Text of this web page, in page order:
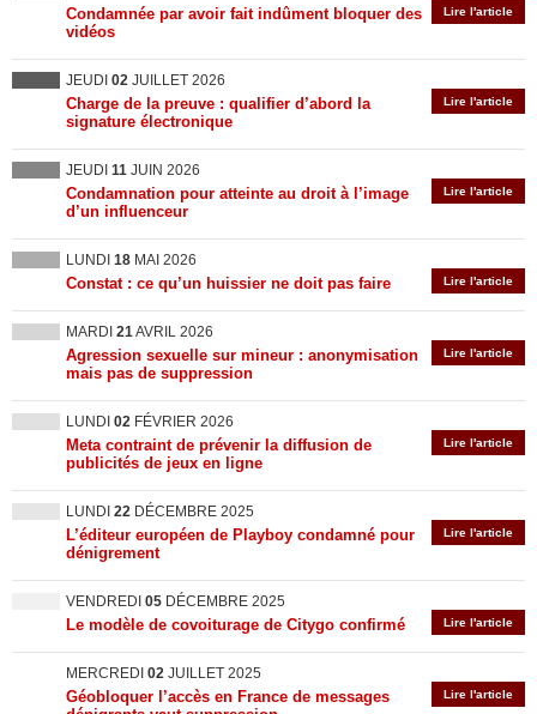
Lire l'article
Condamnée par avoir fait indûment bloquer des
vidéos
JEUDI 02 JUILLET 2026
Lire l'article
Charge de la preuve : qualifier d’abord la
signature électronique
JEUDI 11 JUIN 2026
Lire l'article
Condamnation pour atteinte au droit à l’image
d’un influenceur
LUNDI 18 MAI 2026
Lire l'article
Constat : ce qu’un huissier ne doit pas faire
MARDI 21AVRIL 2026
Lire l'article
Agression sexuelle sur mineur : anonymisation
mais pas de suppression
LUNDI 02 FÉVRIER 2026
Lire l'article
Meta contraint de prévenir la diffusion de
publicités de jeux en ligne
LUNDI 22 DÉCEMBRE 2025
Lire l'article
L’éditeur européen de Playboy condamné pour
dénigrement
VENDREDI 05 DÉCEMBRE 2025
Lire l'article
Le modèle de covoiturage de Citygo confirmé
MERCREDI 02 JUILLET 2025
Lire l'article
Géobloquer l’accès en France de messages